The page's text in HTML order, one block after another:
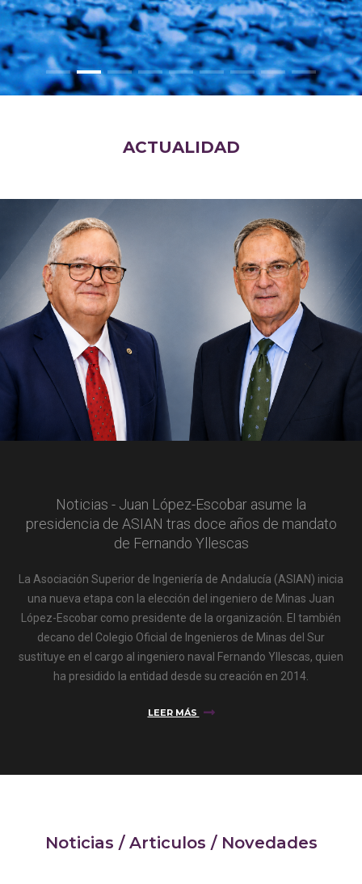
ACTUALIDAD
Noticias - Juan López-Escobar asume la
presidencia de ASIAN tras doce años de mandato
de Fernando Yllescas
La Asociación Superior de Ingeniería de Andalucía (ASIAN) inicia
una nueva etapa con la elección del ingeniero de Minas Juan
López-Escobar como presidente de la organización. El también
decano del Colegio Oficial de Ingenieros de Minas del Sur
sustituye en el cargo al ingeniero naval Fernando Yllescas, quien
ha presidido la entidad desde su creación en 2014.
LEER MÁS
Noticias / Articulos / Novedades